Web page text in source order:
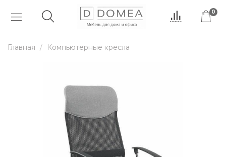
0
Главная Компьютерные кресла